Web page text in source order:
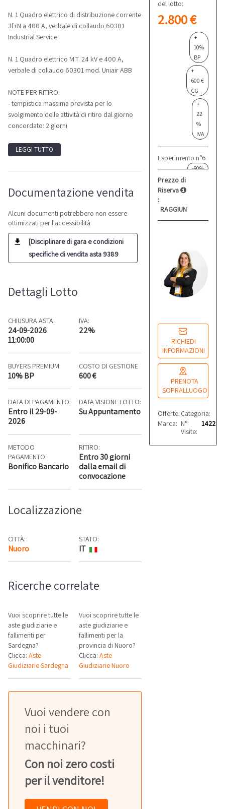
del lotto:
2.800 €
+
10%
BP
+
600 €
CG
+
22
%
IVA
Esperimento n°6
-80%
Prezzo di
Riserva
:
RAGGIUNTO
RICHIEDI
INFORMAZIONI
PRENOTA
SOPRALLUOGO
Offerte: 0
Categoria:
Marca: ICET - Nuova
N°
Visite:
1422
N. 1 Quadro elettrico di distribuzione corrente
3f+N a 400 A, verbale di collaudo 60301
Industrial Service
N. 1 Quadro elettrico M.T. 24 kV e 400 A,
verbale di collaudo 60301 mod. Uniair ABB
NOTE PER RITIRO:
- tempistica massima prevista per lo
svolgimento delle attività di ritiro dal giorno
concordato: 2 giorni
LEGGI TUTTO
Documentazione vendita
Alcuni documenti potrebbero non essere
ottimizzati per l'accessibilità
[Disciplinare di gara e condizioni
specifiche di vendita asta 9389
Dettagli Lotto
CHIUSURA ASTA:
24-09-2026
11:00:00
IVA:
22%
BUYERS PREMIUM:
10% BP
COSTO DI GESTIONE
600 €
DATA DI PAGAMENTO:
Entro il 29-09-
2026
DATA VISIONE LOTTO:
Su Appuntamento
METODO
PAGAMENTO:
Bonifico Bancario
RITIRO:
Entro 30 giorni
dalla email di
convocazione
Localizzazione
CITTÀ:
Nuoro Mappa
STATO:
IT
Ricerche correlate
Vuoi scoprire tutte le
aste giudiziarie e
fallimenti per
Sardegna?
Clicca: Aste
Giudiziarie Sardegna
Vuoi scoprire tutte le
aste giudiziarie e
fallimenti per la
provincia di Nuoro?
Clicca:Aste
Giudiziarie Nuoro
Vuoi vendere con
noi i tuoi
macchinari?
Con noi zero costi
per il venditore!